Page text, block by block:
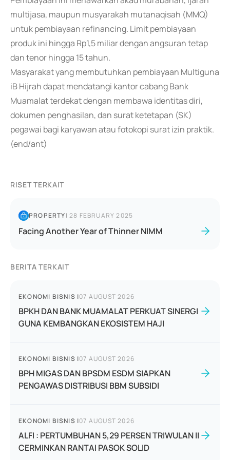
multijasa, maupun musyarakah mutanaqisah (MMQ)
untuk pembiayaan refinancing. Limit pembiayaan
produk ini hingga Rp1,5 miliar dengan angsuran tetap
dan tenor hingga 15 tahun.
Masyarakat yang membutuhkan pembiayaan Multiguna
iB Hijrah dapat mendatangi kantor cabang Bank
Muamalat terdekat dengan membawa identitas diri,
dokumen penghasilan, dan surat ketetapan (SK)
pegawai bagi karyawan atau fotokopi surat izin praktik.
(end/ant)
RISET TERKAIT
PROPERTY|28 FEBRUARY 2025
Facing Another Year of Thinner NIMM
BERITA TERKAIT
EKONOMI BISNIS |07 AUGUST 2026
BPKH DAN BANK MUAMALAT PERKUAT SINERGI
GUNA KEMBANGKAN EKOSISTEM HAJI
EKONOMI BISNIS |07 AUGUST 2026
BPH MIGAS DAN BPSDM ESDM SIAPKAN
PENGAWAS DISTRIBUSI BBM SUBSIDI
EKONOMI BISNIS |07 AUGUST 2026
ALFI : PERTUMBUHAN 5,29 PERSEN TRIWULAN II
CERMINKAN RANTAI PASOK SOLID